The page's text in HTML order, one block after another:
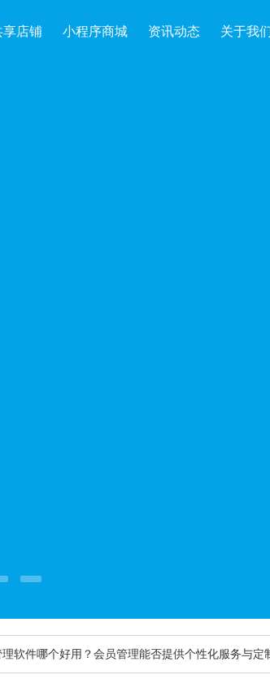
享店铺 小程序商城 资讯动态 关于我
软件哪个好用？会员管理能否提供个性化服务与定